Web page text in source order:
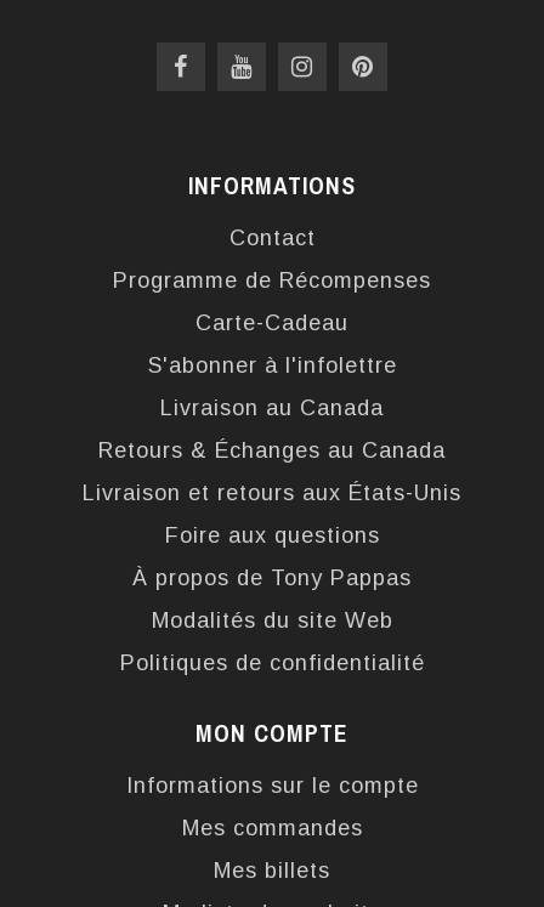
INFORMATIONS
Contact
Programme de Récompenses
Carte-Cadeau
S'abonner à l'infolettre
Livraison au Canada
Retours & Échanges au Canada
Livraison et retours aux États-Unis
Foire aux questions
À propos de Tony Pappas
Modalités du site Web
Politiques de confidentialité
MON COMPTE
Informations sur le compte
Mes commandes
Mes billets